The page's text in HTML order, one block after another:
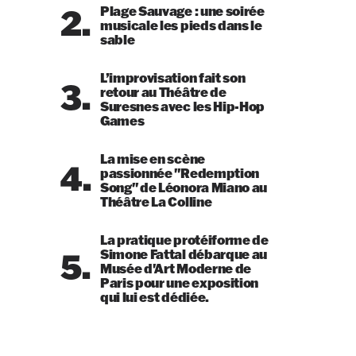
2. Plage Sauvage : une soirée
musicale les pieds dans le
sable
3. L’improvisation fait son
retour au Théâtre de
Suresnes avec les Hip-Hop
Games
4. La mise en scène
passionnée "Redemption
Song" de Léonora Miano au
Théâtre La Colline
5.
La pratique protéiforme de
Simone Fattal débarque au
Musée d'Art Moderne de
Paris pour une exposition
qui lui est dédiée.